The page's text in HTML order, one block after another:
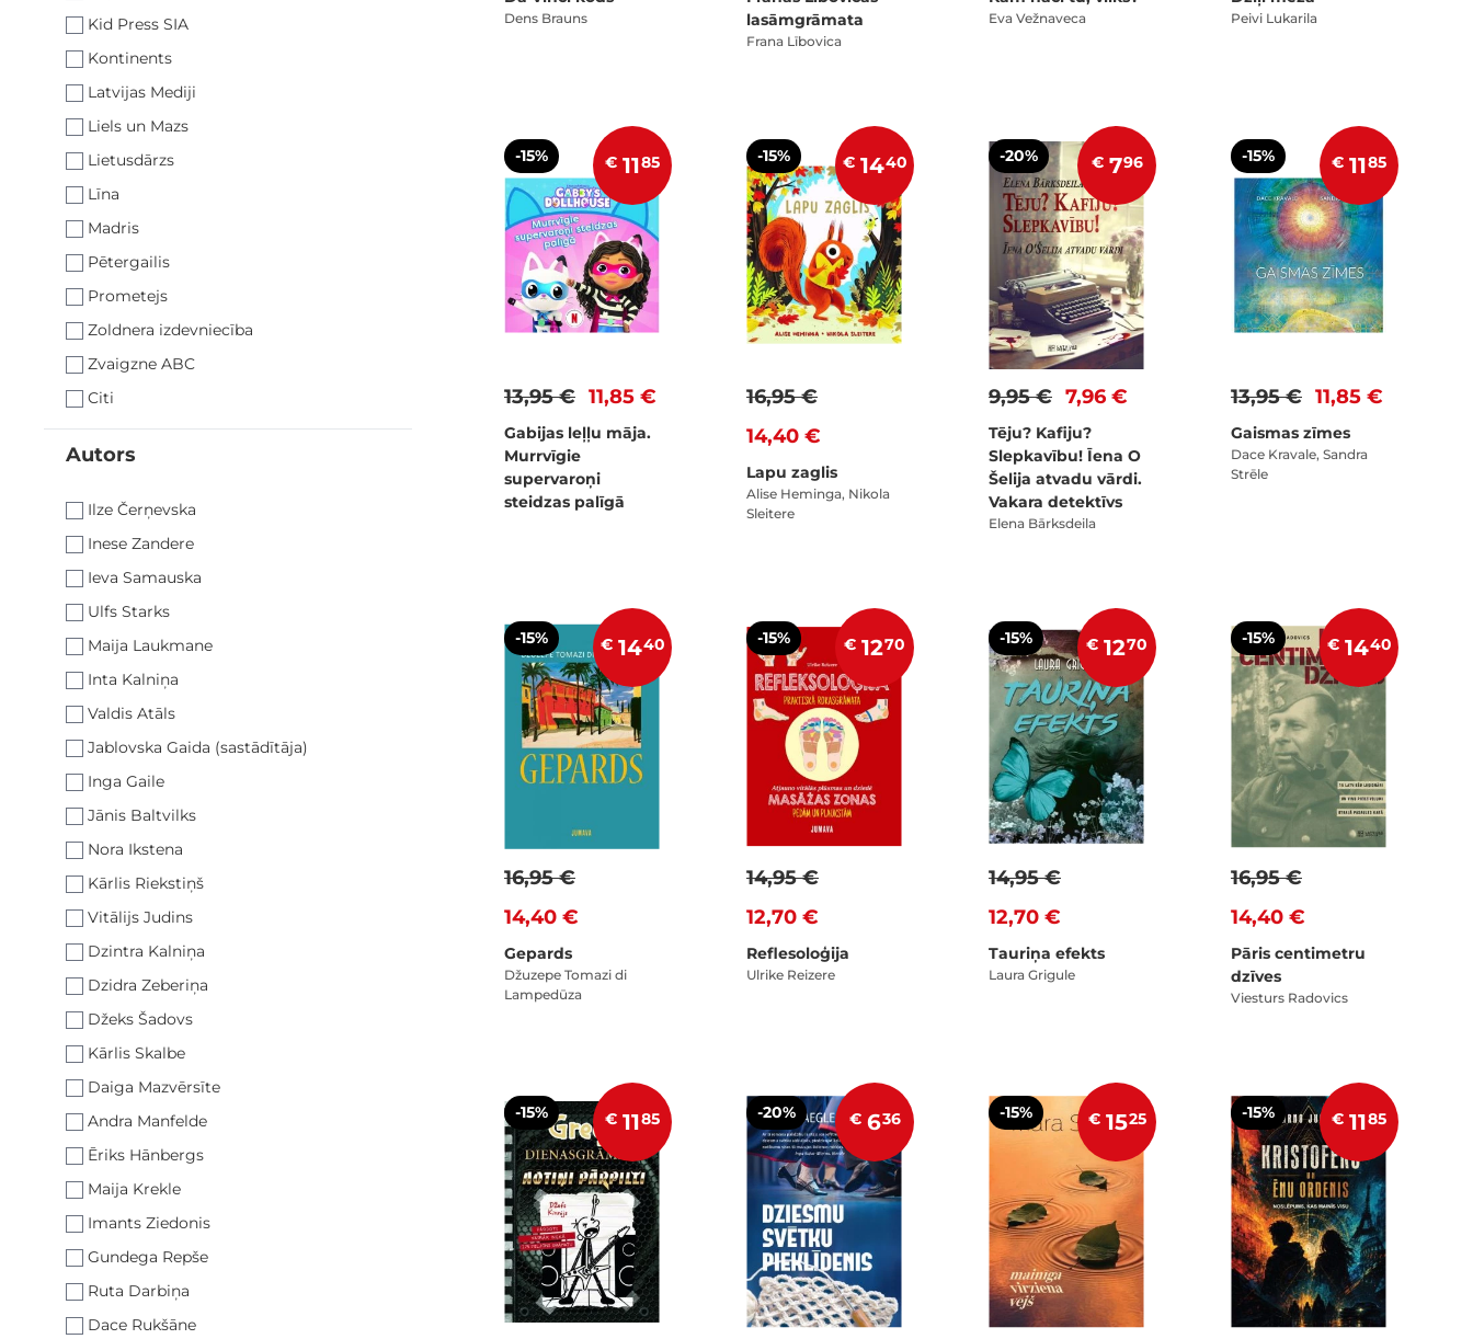
Kid Press SIA
Kontinents
Latvijas Mediji
Liels un Mazs
Lietusdārzs
Līna
Madris
Pētergailis
Prometejs
Zoldnera izdevniecība
Zvaigzne ABC
Citi
Autors
Ilze Čerņevska
Inese Zandere
Ieva Samauska
Ulfs Starks
Maija Laukmane
Inta Kalniņa
Valdis Atāls
Jablovska Gaida (sastādītāja)
Inga Gaile
Jānis Baltvilks
Nora Ikstena
Kārlis Riekstiņš
Vitālijs Judins
Dzintra Kalniņa
Dzidra Zeberiņa
Džeks Šadovs
Kārlis Skalbe
Daiga Mazvērsīte
Andra Manfelde
Ēriks Hānbergs
Maija Krekle
Imants Ziedonis
Gundega Repše
Ruta Darbiņa
Dace Rukšāne
Dens Brauns
lasāmgrāmata
Frana Lībovica
Eva Vežnaveca Peivi Lukarila
-15% € 1185
11,85 €
13,95 €
Gabijas leļļu māja.
Murrvīgie
supervaroņi
steidzas palīgā
-15% € 1440
14,40 €
16,95 €
Lapu zaglis
Alise Heminga, Nikola
Sleitere
-20% € 796
7,96 €
9,95 €
Tēju? Kafiju?
Slepkavību! Īena O
Šelija atvadu vārdi.
Vakara detektīvs
Elena Bārksdeila
-15% € 1185
11,85 €
13,95 €
Gaismas zīmes
Dace Kravale, Sandra
Strēle
-15% € 1440
14,40 €
16,95 €
Gepards
Džuzepe Tomazi di
Lampedūza
-15% € 1270
12,70 €
14,95 €
Reflesoloģija
Ulrike Reizere
-15% € 1270
12,70 €
14,95 €
Tauriņa efekts
Laura Grigule
-15% € 1440
14,40 €
16,95 €
Pāris centimetru
dzīves
Viesturs Radovics
-15% € 1185 -20% € 636 -15% € 1525 -15% € 1185